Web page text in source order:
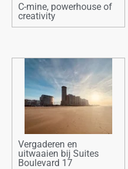
C-mine, powerhouse of
creativity
Vergaderen en
uitwaaien bij Suites
Boulevard 17